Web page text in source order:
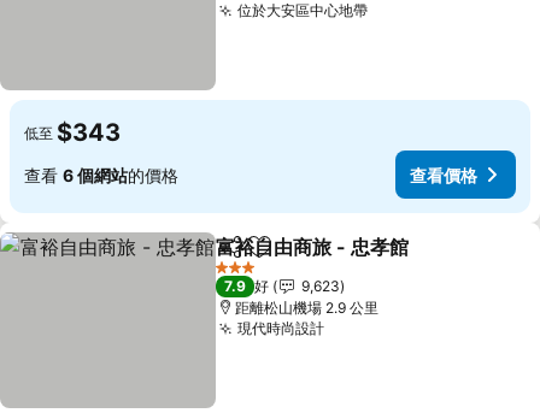
位於大安區中心地帶
低至 $343
查看 6 個網站的價格 查看價格
分享 放到收藏夾
富裕自由商旅 - 忠孝館
3 星級
7.9 好
9,623
距離松山機場 2.9 公里
現代時尚設計